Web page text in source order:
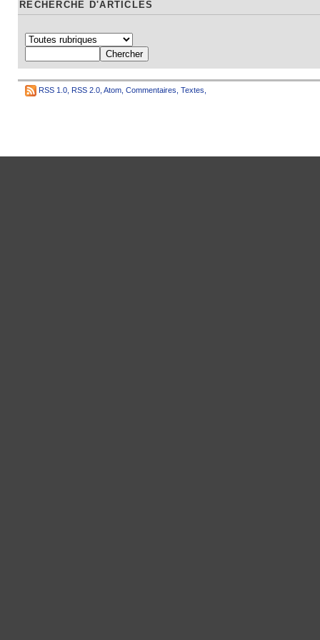
RECHERCHE D'ARTICLES
RSS 1.0 RSS 2.0 Atom Commentaires Textes